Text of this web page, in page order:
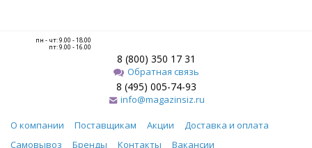
пн - чт: 9.00 - 18.00
пт: 9.00 - 16.00
8 (800) 350 17 31
Обратная связь
8 (495) 005-74-93
info@magazinsiz.ru
О компании Поставщикам Акции
Доставка и оплата
Самовывоз
Бренды Контакты Вакансии